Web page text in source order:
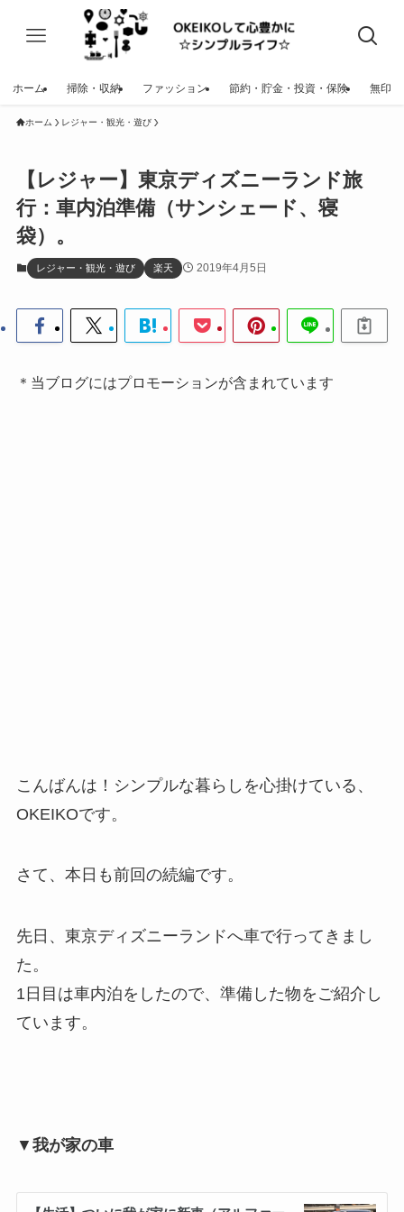
ホーム 掃除・収納 ファッション 節約・貯金・投資・保険 無印
ホーム レジャー・観光・遊び
【レジャー】東京ディズニーランド旅
行：車内泊準備（サンシェード、寝
袋）。
レジャー・観光・遊び 楽天 2019年4月5日
＊当ブログにはプロモーションが含まれています
こんばんは！シンプルな暮らしを心掛けている、
OKEIKOです。
さて、本日も前回の続編です。
先日、東京ディズニーランドへ車で行ってきまし
た。
1日目は車内泊をしたので、準備した物をご紹介し
ています。
▼ 我が家の車